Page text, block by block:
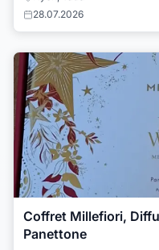
28.07.2026
Coffret Millefiori,
Panettone